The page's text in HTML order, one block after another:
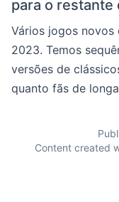
para o restante
Vários jogos novos
2023. Temos
versões de
quanto fãs de
Content created